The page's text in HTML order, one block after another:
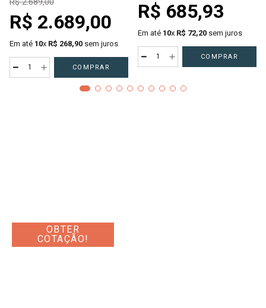
R$ 2.689,00
Em até 10x R$ 268,90 sem juros
＋
－ COMPRAR
R$ 685,93
Em até 10x R$ 72,20 sem juros
＋
－ COMPRAR
OBTER
COTAÇÃO!